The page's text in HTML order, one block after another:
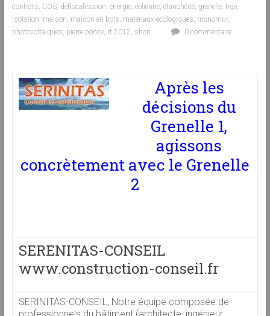
contrats, COS, defiscalisation, énergie, éolienne, étanchéité, grenelle, hqe,
isolation, maison, maison en bois, matériaux écologiques, monomur,
photovoltaiques, pierre ponce, rt 2012 , shon 0 commentaire
Après les
décisions du
Grenelle 1,
agissons
concrètement avec le Grenelle
2
SERENITAS-CONSEIL
www.construction-conseil.fr
SERINITAS-CONSEIL; Notre équipe composée de